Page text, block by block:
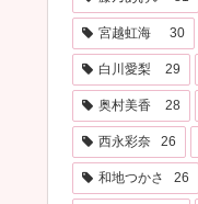
宮越虹海 30
白川愛梨 29
奥村美香 28
西永彩奈 26
和地つかさ 26